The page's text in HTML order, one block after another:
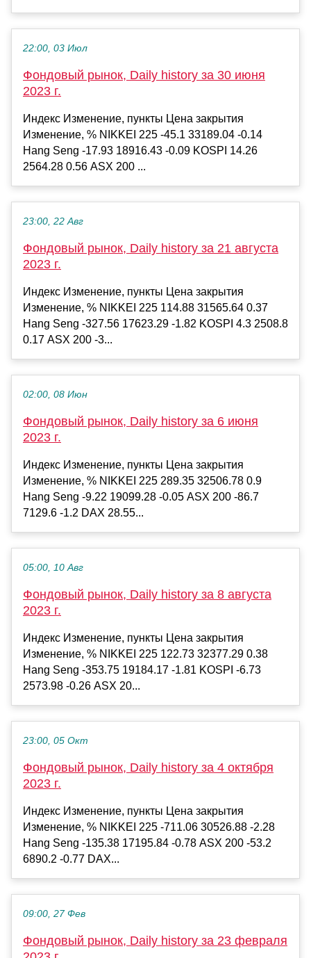
22:00, 03 Июл
Фондовый рынок, Daily history за 30 июня
2023 г.
Индекс Изменение, пункты Цена закрытия
Изменение, % NIKKEI 225 -45.1 33189.04 -0.14
Hang Seng -17.93 18916.43 -0.09 KOSPI 14.26
2564.28 0.56 ASX 200 ...
23:00, 22 Авг
Фондовый рынок, Daily history за 21 августа
2023 г.
Индекс Изменение, пункты Цена закрытия
Изменение, % NIKKEI 225 114.88 31565.64 0.37
Hang Seng -327.56 17623.29 -1.82 KOSPI 4.3 2508.8
0.17 ASX 200 -3...
02:00, 08 Июн
Фондовый рынок, Daily history за 6 июня
2023 г.
Индекс Изменение, пункты Цена закрытия
Изменение, % NIKKEI 225 289.35 32506.78 0.9
Hang Seng -9.22 19099.28 -0.05 ASX 200 -86.7
7129.6 -1.2 DAX 28.55...
05:00, 10 Авг
Фондовый рынок, Daily history за 8 августа
2023 г.
Индекс Изменение, пункты Цена закрытия
Изменение, % NIKKEI 225 122.73 32377.29 0.38
Hang Seng -353.75 19184.17 -1.81 KOSPI -6.73
2573.98 -0.26 ASX 20...
23:00, 05 Окт
Фондовый рынок, Daily history за 4 октября
2023 г.
Индекс Изменение, пункты Цена закрытия
Изменение, % NIKKEI 225 -711.06 30526.88 -2.28
Hang Seng -135.38 17195.84 -0.78 ASX 200 -53.2
6890.2 -0.77 DAX...
09:00, 27 Фев
Фондовый рынок, Daily history за 23 февраля